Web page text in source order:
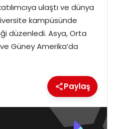
ulaştı ve dünya
kampüsünde
düzenledi. Asya, Orta
Güney Amerika’da
Paylaş